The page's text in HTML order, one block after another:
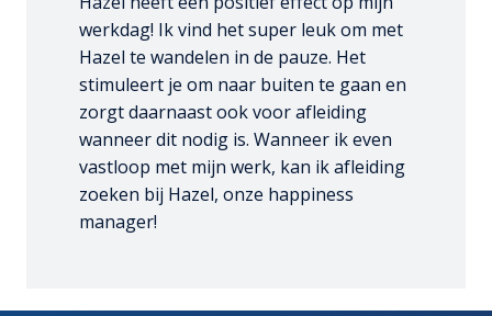
werkdag! Ik vind het super leuk om met
Hazel te wandelen in de pauze. Het
stimuleert je om naar buiten te gaan en
zorgt daarnaast ook voor afleiding
wanneer dit nodig is. Wanneer ik even
vastloop met mijn werk, kan ik afleiding
zoeken bij Hazel, onze happiness
manager!